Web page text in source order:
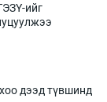
ийг
дээд түвшинд